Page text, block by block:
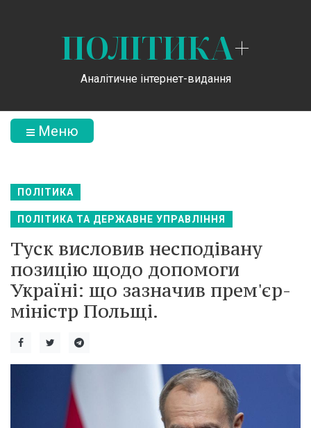
ПОЛІТИКА+
Аналітичне інтернет-видання
Меню
ПОЛІТИКА
ПОЛІТИКА ТА ДЕРЖАВНЕ УПРАВЛІННЯ
Туск висловив несподівану
позицію щодо допомоги
Україні: що зазначив прем'єр-
міністр Польщі.